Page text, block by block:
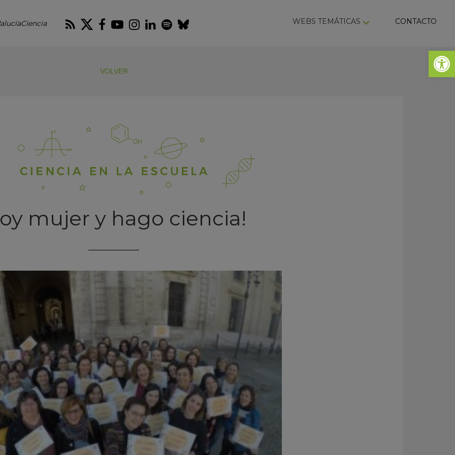
Abrir
RSS Twitter
Facebook
Youtube
Instagram
LinkedIn
Spotify
Bluesky WEBS TEMÁTICAS CONTACTO
VOLVER
mujer y hago ciencia!